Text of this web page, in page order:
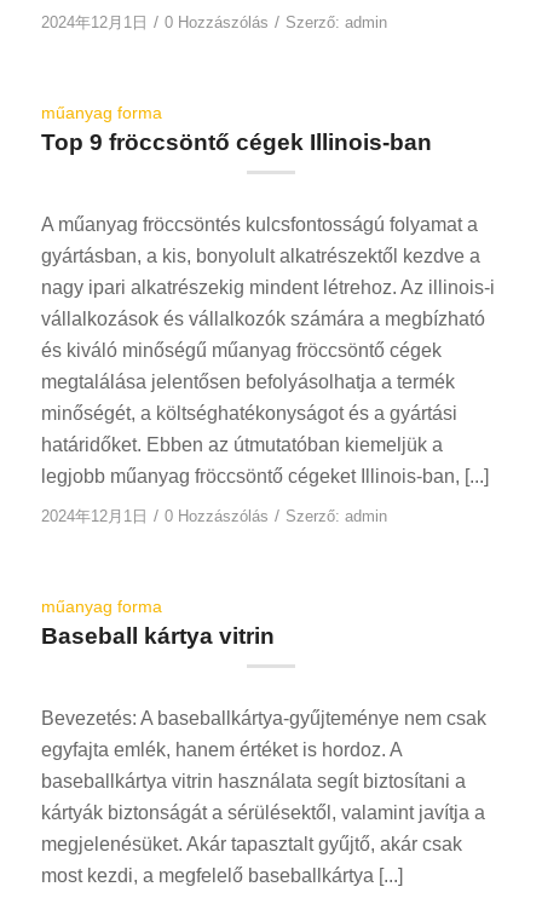
2024年12月1日 / 0 Hozzászólás / Szerző: admin
műanyag forma
Top 9 fröccsöntő cégek Illinois-ban
A műanyag fröccsöntés kulcsfontosságú folyamat a
gyártásban, a kis, bonyolult alkatrészektől kezdve a
nagy ipari alkatrészekig mindent létrehoz. Az illinois-i
vállalkozások és vállalkozók számára a megbízható
és kiváló minőségű műanyag fröccsöntő cégek
megtalálása jelentősen befolyásolhatja a termék
minőségét, a költséghatékonyságot és a gyártási
határidőket. Ebben az útmutatóban kiemeljük a
legjobb műanyag fröccsöntő cégeket Illinois-ban, [...]
2024年12月1日 / 0 Hozzászólás / Szerző: admin
műanyag forma
Baseball kártya vitrin
Bevezetés: A baseballkártya-gyűjteménye nem csak
egyfajta emlék, hanem értéket is hordoz. A
baseballkártya vitrin használata segít biztosítani a
kártyák biztonságát a sérülésektől, valamint javítja a
megjelenésüket. Akár tapasztalt gyűjtő, akár csak
most kezdi, a megfelelő baseballkártya [...]